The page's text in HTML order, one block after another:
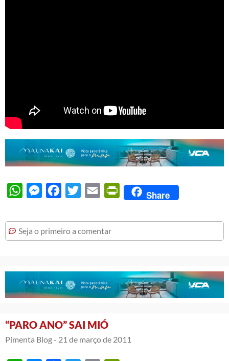
WhatsAppMessengerFacebook
Twitter Email PrintFriendly
Share
Seja o primeiro a comentar
“PARO ANO” SAI MIÓ
Pimenta Blog - 21 de março de 2011